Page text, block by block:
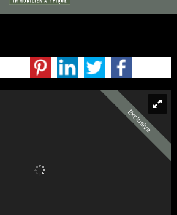
Exclusive